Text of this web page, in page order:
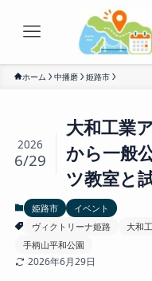
ホーム 中播磨 姫路市
大和工業
から一般
ツ教室と
2026
6/29
姫路市
イベント
ヴィクトリーナ姫路
大和
手柄山平和公園
2026年6月29日